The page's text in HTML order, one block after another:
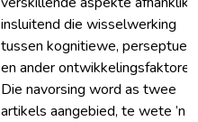
insluitend die wisselwerking
tussen kognitiewe, perseptuele
en ander ontwikkelingsfaktore.
Die navorsing word as twee
artikels aangebied, te wete ’n